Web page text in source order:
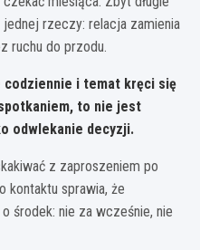
rzeczy: relacja zamienia
ruchu do przodu.
i temat kręci się
to nie jest
odwlekanie decyzji.
z zaproszeniem po
kontaktu sprawia, że
środek: nie za wcześnie, nie